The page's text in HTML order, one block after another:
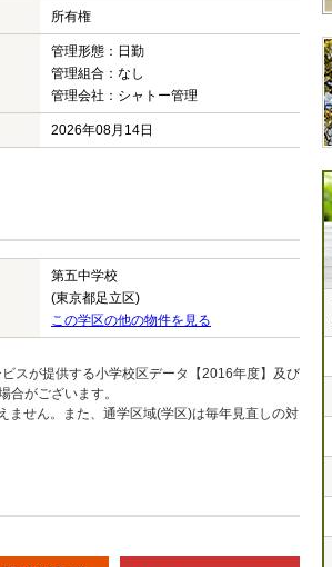
所有権
管理形態：日勤
管理組合：なし
管理会社：シャトー管理
2026年08月14日
第五中学校
(東京都足立区)
この学区の他の物件を見る
スが提供する小学校区データ【2016年度】及び
がございます。
ません。また、通学区域(学区)は毎年見直しの対